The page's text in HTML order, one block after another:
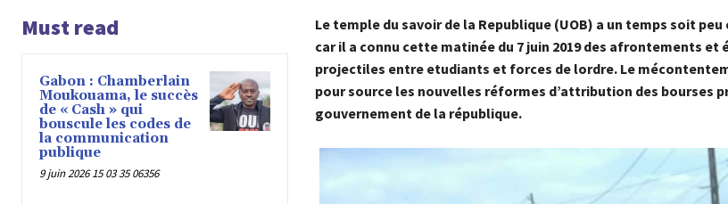
Must read
Gabon : Chamberlain
Moukouama, le succès
de « Cash » qui
bouscule les codes de
la communication
publique
9 juin 2026 15 03 35 06356
Le temple du savoir de la Republique (UOB) a un temps soit
car il a connu cette matinée du 7 juin 2019 des afrontements et
projectiles entre etudiants et forces de lordre. Le
pour source les nouvelles réformes d’attribution des bourses
gouvernement de la république.